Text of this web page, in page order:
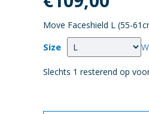
Move Faceshield L (55-
Size
Slechts 1 resterend op